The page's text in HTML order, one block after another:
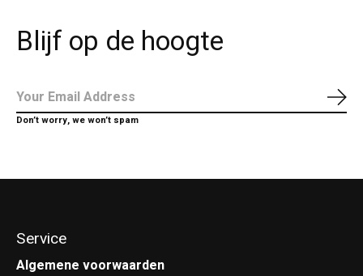
Blijf op de hoogte
Don’t worry, we won’t spam
Service
Algemene voorwaarden